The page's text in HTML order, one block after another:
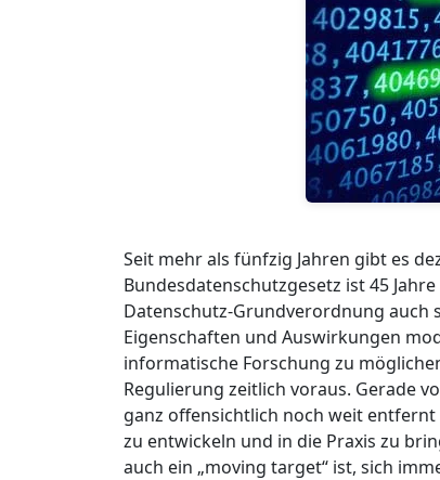
Seit mehr als fünfzig Jahren gibt es
Bundesdatenschutzgesetz ist 45
Datenschutz-Grundverordnung auch
Eigenschaften und Auswirkungen
informatische Forschung zu
Regulierung zeitlich voraus. Gerade
ganz offensichtlich noch weit
zu entwickeln und in die Praxis zu
auch ein „moving target“ ist, sich